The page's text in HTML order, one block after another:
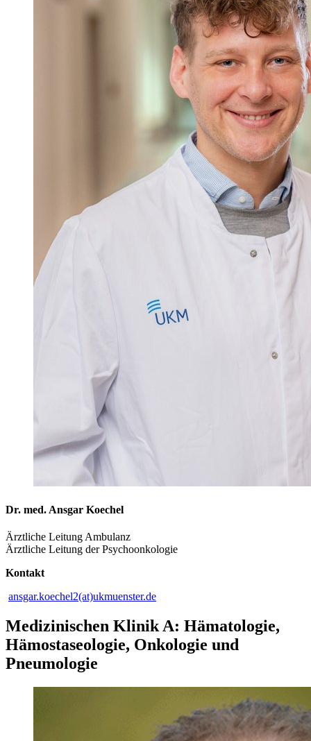
Dr. med. Ansgar Koechel
Ärztliche Leitung Ambulanz
Ärztliche Leitung der​ Psychoonkologie
Kontakt
ansgar.koechel2(at)ukmuenster.de
Medizinischen Klinik A: Hämatologie,
Hämostaseologie, Onkologie und
Pneumologie